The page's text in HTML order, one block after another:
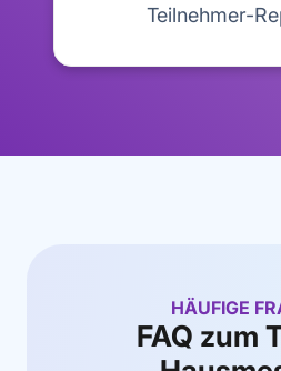
Teilnehmer-
HÄUFIGE
FAQ zum